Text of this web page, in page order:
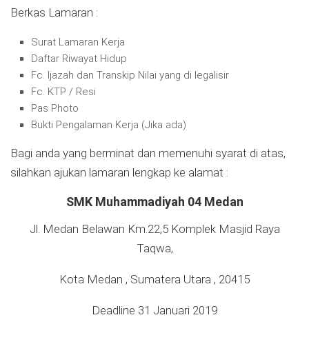
Berkas Lamaran :
Surat Lamaran Kerja
Daftar Riwayat Hidup
Fc. Ijazah dan Transkip Nilai yang di legalisir
Fc. KTP / Resi
Pas Photo
Bukti Pengalaman Kerja (Jika ada)
Bagi anda yang berminat dan memenuhi syarat di atas,
silahkan ajukan lamaran lengkap ke alamat :
SMK Muhammadiyah 04 Medan
Jl. Medan Belawan Km.22,5 Komplek Masjid Raya
Taqwa,
Kota Medan , Sumatera Utara , 20415
Deadline 31 Januari 2019